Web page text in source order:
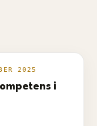
2025
i